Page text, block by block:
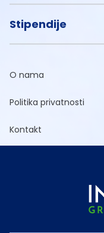
Stipendije
O nama
Politika privatnosti
Kontakt